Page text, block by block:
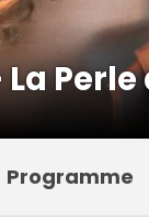
Programme